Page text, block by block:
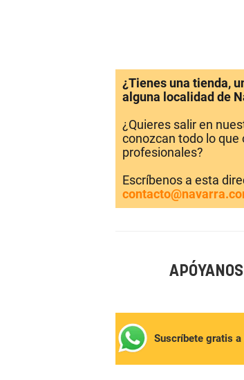
¿Tienes una tienda,
alguna localidad de
¿Quieres salir en
conozcan todo lo
profesionales?
Escríbenos a esta
Suscríbete gratis